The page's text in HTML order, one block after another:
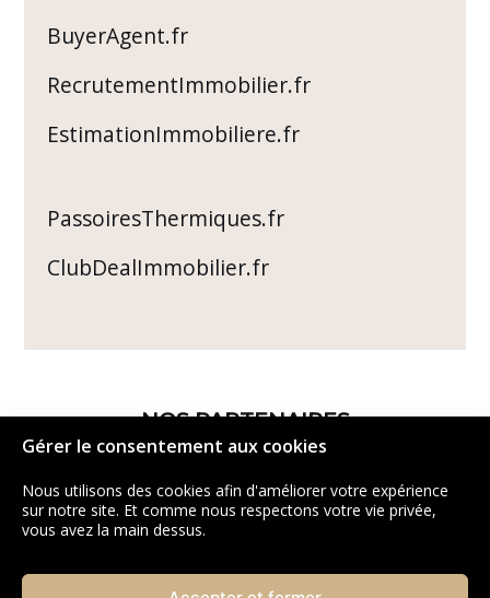
Gérer le consentement aux cookies
Nous utilisons des cookies afin d'améliorer votre expérience
sur notre site. Et comme nous respectons votre vie privée,
vous avez la main dessus.
BuyerAgent.fr
RecrutementImmobilier.fr
EstimationImmobiliere.fr
PassoiresThermiques.fr
ClubDealImmobilier.fr
NOS PARTENAIRES